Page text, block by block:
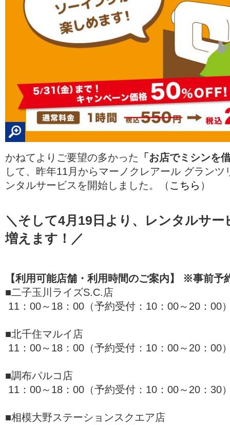
かねてよりご要望の多かった 「お店でミシンを
して、昨年11月からマーノクレアール グランツ
ンタルサービスを開始しました。（ こちら ）
＼そして4月19日より、レンタルサー
増えます！／
【利用可能店舗・利用時間のご案内】
※事前予
■二子玉川ライズS.C.店
11：00～18：00（予約受付：10：00～20：00
■北千住マルイ店
11：00～18：00（予約受付：10：00～20：00
■調布パルコ店
11：00～18：00（予約受付：10：00～20：30
■相模大野ステーションスクエア店